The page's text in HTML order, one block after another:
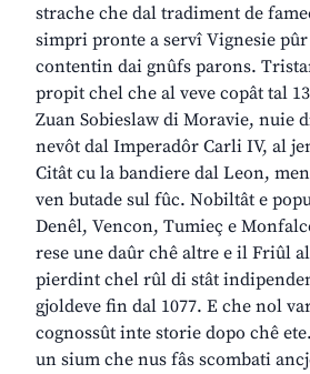
strache che dal tradiment de
simpri pronte a servî Vignesie
contentin dai gnûfs parons.
propit chel che al veve copât tal
Zuan Sobieslaw di Moravie, nuie
nevôt dal Imperadôr Carli IV, al
Citât cu la bandiere dal Leon,
ven butade sul fûc. Nobiltât e
Denêl, Vencon, Tumieç e
rese une daûr chê altre e il Friûl
pierdint chel rûl di stât
gjoldeve fin dal 1077. E che nol
cognossût inte storie dopo chê
un sium che nus fâs scombati